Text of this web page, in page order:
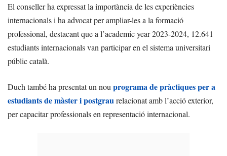
El conseller ha expressat la importància de les experiències
internacionals i ha advocat per ampliar-les a la formació
professional, destacant que a l’academic year 2023-2024, 12.641
estudiants internacionals van participar en el sistema universitari
públic català.
Duch també ha presentat un nou programa de pràctiques per a
estudiants de màster i postgraurelacionat amb l’acció exterior,
per capacitar professionals en representació internacional.